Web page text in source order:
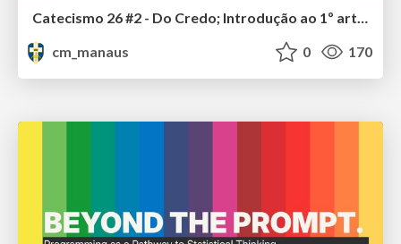
Catecismo 26 #2 - Do Credo; Introdução ao 1º artigo
cm_manaus
0 170